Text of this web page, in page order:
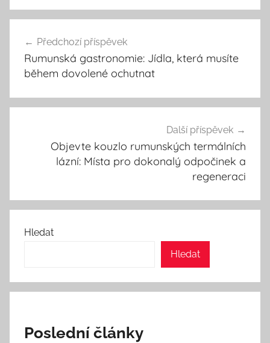
pro
příspěvek
Předchozí příspěvek
Rumunská gastronomie: Jídla, která musíte
během dovolené ochutnat
Další příspěvek
Objevte kouzlo rumunských termálních
lázní: Místa pro dokonalý odpočinek a
regeneraci
Hledat
Hledat
Poslední články